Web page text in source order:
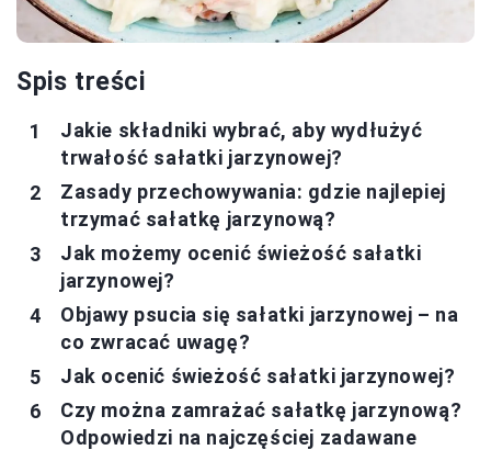
Spis treści
Jakie składniki wybrać, aby wydłużyć
trwałość sałatki jarzynowej?
Zasady przechowywania: gdzie najlepiej
trzymać sałatkę jarzynową?
Jak możemy ocenić świeżość sałatki
jarzynowej?
Objawy psucia się sałatki jarzynowej – na
co zwracać uwagę?
Jak ocenić świeżość sałatki jarzynowej?
Czy można zamrażać sałatkę jarzynową?
Odpowiedzi na najczęściej zadawane